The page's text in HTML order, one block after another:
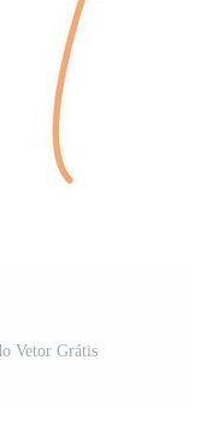
Vetor Grátis